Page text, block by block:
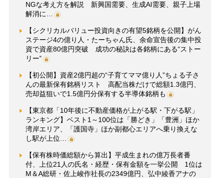
NGな考え方を解説 新興国需要、生成AI需要、親子上場
解消に…
【シクリカルバリュー投資向きの有望5銘柄を公開】がん
ステージ4の億り人・たーちゃん氏、余命宣告後の集中投
資で資産80億円突破 成功の秘訣は各銘柄にある“ストー
リー”
【初公開】資産2億円超の“子育てママ億り人”ちょる子さ
んの最新保有銘柄リスト 高配当株だけで総額1.3億円、
売却益狙いで1.5億円分保有する半導体銘柄も
【東京都「10年後に不動産価格が上がる駅・下がる駅」
ランキング】ベスト1～100位は「勝どき」「豊洲」ほか
湾岸エリア、「護国寺」ほか副都心エリアへ乗り換えな
し駅が上位…
【保有株時価総額から算出】平成生まれの億万長者番
付、上位21人の氏名・経歴・保有金額を一挙公開 1位は
M＆A総研・佐上峻作社長の2349億円、弘中綾香アナの